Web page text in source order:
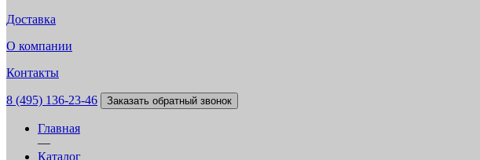
Доставка
О компании
Контакты
8 (495) 136-23-46 Заказать обратный звонок
Главная
—
Каталог